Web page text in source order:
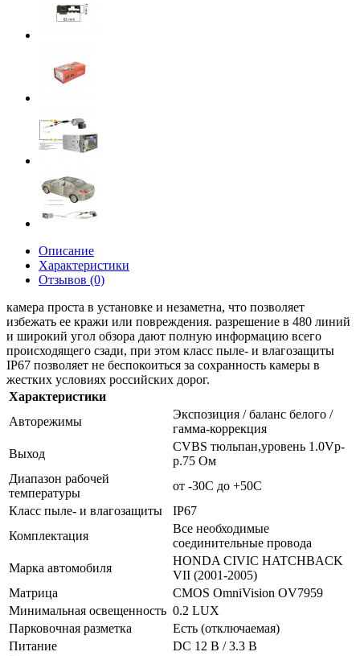
Описание
Характеристики
Отзывов (0)
камера проста в установке и незаметна, что позволяет
избежать ее кражи или повреждения. разрешение в 480 линий
и широкий угол обзора дают полную информацию всего
происходящего сзади, при этом класс пыле- и влагозащиты
IP67 позволяет не беспокоиться за сохранность камеры в
жестких условиях российских дорог.
Характеристики
Авторежимы
Экспозиция / баланс белого /
гамма-коррекция
Выход
CVBS тюльпан,уровень 1.0Vp-
p.75 Oм
Диапазон рабочей
температуры
от -30C до +50C
Класс пыле- и влагозащиты
IP67
Комплектация
Все необходимые
соединительные провода
Марка автомобиля
HONDA CIVIC HATCHBACK
VII (2001-2005)
Матрица
CMOS OmniVision OV7959
Минимальная освещенность 0.2 LUX
Парковочная разметка
Есть (отключаемая)
Питание
DC 12 В / 3.3 В